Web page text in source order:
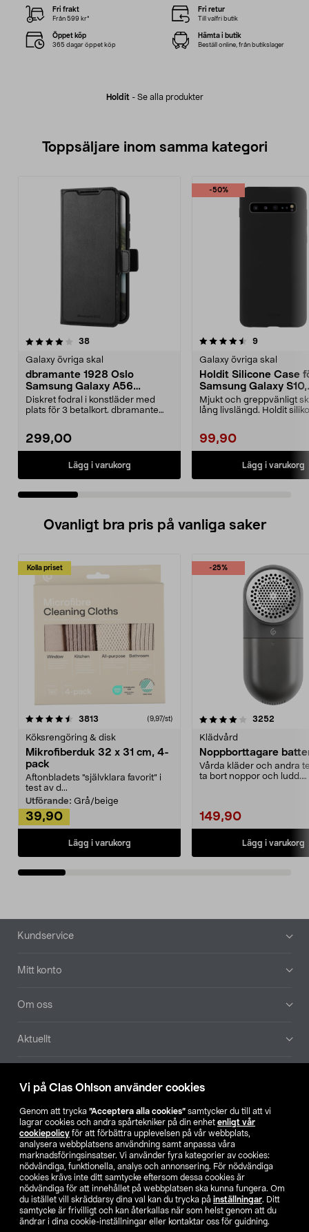
Vi på Clas Ohlson använder cookies
Genom att trycka ”Acceptera alla cookies” samtycker du till att vi
lagrar cookies och andra spårtekniker på din enhet enligt vår
cookiepolicy för att förbättra upplevelsen på vår webbplats,
analysera webbplatsens användning samt anpassa våra
marknadsföringsinsatser. Vi använder fyra kategorier av cookies:
nödvändiga, funktionella, analys och annonsering. För nödvändiga
cookies krävs inte ditt samtycke eftersom dessa cookies är
nödvändiga för att innehållet på webbplatsen ska kunna fungera. Om
du istället vill skräddarsy dina val kan du trycka på inställningar. Ditt
samtycke är frivilligt och kan återkallas när som helst genom att du
ändrar i dina cookie-inställningar eller kontaktar oss för guidning.
Holdit - Se alla produkter
Fri frakt
Från 599 kr*
Fri retur
Till valfri butik
Öppet köp
365 dagar öppet köp
Hämta i butik
Beställ online, från butikslager
Toppsäljare inom samma kategori
38recensioner
Galaxy övriga skal
dbramante 1928 Oslo
Samsung Galaxy A56
plånboksfodral
Diskret fodral i konstläder med
plats för 3 betalkort. dbramante
299,00
Lägg i varukorg
-50%
4.5 av 5 stjärnor 9recensioner
Galaxy övriga skal
Holdit Silicone Case
Samsung Galaxy S10,
mobilskal
Mjukt och greppvänligt
lång livslängd. Holdit
99,90
Lägg i varukorg
4.0 av 5 stjärnor
Ovanligt bra pris på vanliga saker
Kolla priset
3813 (9,97/st)
Köksrengöring & disk
Mikrofiberduk 32 x 31 cm, 4-
pack
Aftonbladets "självklara favorit” i
test av d...
Utförande: Grå/beige
39,90
Lägg i varukorg
-25%
4.0av 5 stjärnor 3252
Klädvård
Noppborttagare
Vårda kläder och andra
ta bort noppor och ludd.
149,90
Lägg i varukorg
4.5av 5 stjärnor
Sidfot
Kundservice
Mitt konto
Om oss
Aktuellt
Hitta butik
SE NO FI